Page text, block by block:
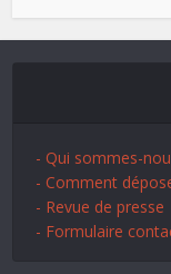
- Qui sommes-
- Comment
- Revue de presse
- Formulaire